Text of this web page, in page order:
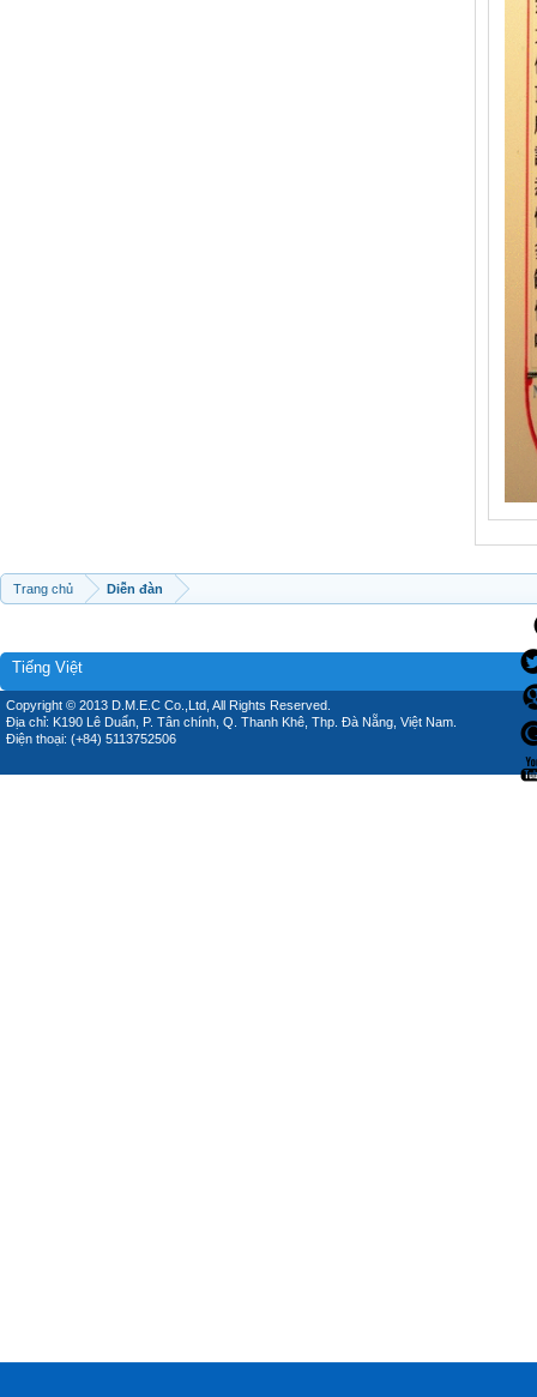
Trang chủ Diễn đàn
Tiếng Việt
Copyright © 2013 D.M.E.C Co.,Ltd, All Rights Reserved.
Địa chỉ: K190 Lê Duẩn, P. Tân chính, Q. Thanh Khê, Thp. Đà Nẵng, Việt Nam.
Điện thoại: (+84) 5113752506